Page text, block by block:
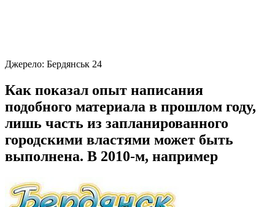
Джерело: Бердянськ 24
Как показал опыт написания
подобного материала в прошлом году,
лишь часть из запланированного
городскими властями может быть
выполнена. В 2010‑м, например